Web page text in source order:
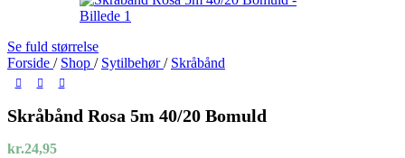
Se fuld størrelse
Forside / Shop / Sytilbehør/ Skråbånd
Skråbånd Rosa 5m 40/20 Bomuld
kr.24,95